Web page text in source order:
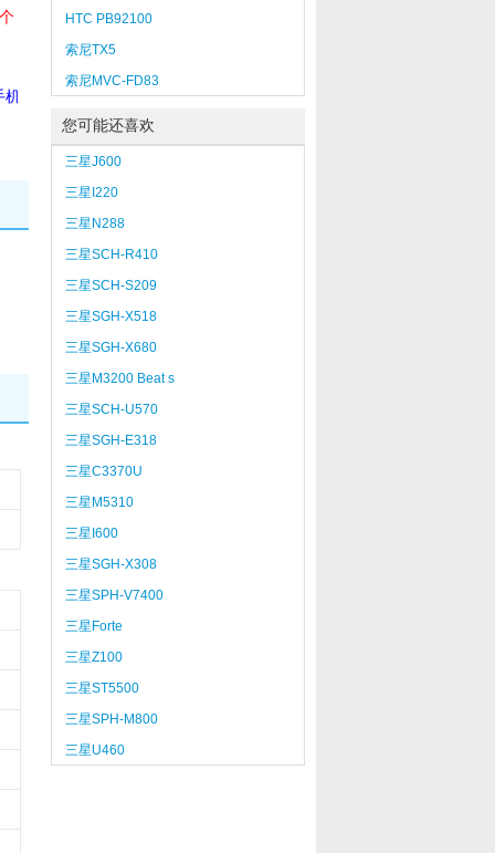
HTC PB92100
索尼TX5
索尼MVC-FD83
您可能还喜欢
三星J600
三星I220
三星N288
三星SCH-R410
三星SCH-S209
三星SGH-X518
三星SGH-X680
三星M3200 Beat s
三星SCH-U570
三星SGH-E318
三星C3370U
三星M5310
三星I600
三星SGH-X308
三星SPH-V7400
三星Forte
三星Z100
三星ST5500
三星SPH-M800
三星U460